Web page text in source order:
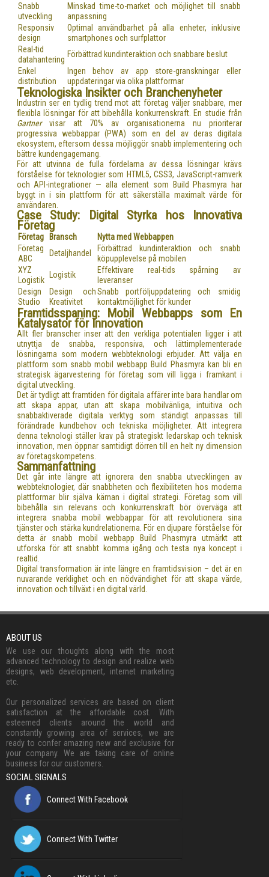
Snabb
utveckling
Minskad time-to-market och möjlighet till snabb
anpassning
Responsiv
design
Optimal användbarhet på alla enheter, inklusive
smartphones och surfplattor
Real-tid
datahantering
Förbättrad kundinteraktion och snabbare beslut
Enkel
distribution
Ingen behov av app store-granskningar eller
uppdateringar via olika plattformar
Teknologiska Insikter och Branchenyheter
Industrin ser en tydlig trend mot att företag väljer snabbare, mer
flexibla lösningar för att bibehålla konkurrenskraft. En studie från
Gartnervisar att 70% av organisationerna nu prioriterar
progressiva webbappar (PWA) som en del av deras digitala
ekosystem, eftersom dessa möjliggör snabb implementering och
bättre kundengagemang.
För att utvinna de fulla fördelarna av dessa lösningar krävs
förståelse för teknologier som HTML5, CSS3, JavaScript-ramverk
och API-integrationer — alla element som Build Phasmyra har
byggt in i sin plattform för att säkerställa maximalt värde för
användaren.
Case Study: Digital Styrka hos Innovativa
Företag
Företag Bransch
Nytta med Webbappen
Företag
ABC
Detaljhandel
Förbättrad kundinteraktion och snabb
köpupplevelse på mobilen
XYZ
Logistik
Logistik
Effektivare real-tids spårning av
leveranser
Design
Studio
Design och
Kreativitet
Snabb portföljuppdatering och smidig
kontaktmöjlighet för kunder
Framtidsspaning: Mobil Webbapps som En
Katalysator för Innovation
Allt fler branscher inser att den verkliga potentialen ligger i att
utnyttja de snabba, responsiva, och lättimplementerade
lösningarna som modern webbteknologi erbjuder. Att välja en
plattform som snabb mobil webbapp Build Phasmyra kan bli en
strategisk ägarvestering för företag som vill ligga i framkant i
digital utveckling.
Det är tydligt att framtiden för digitala affärer inte bara handlar om
att skapa appar, utan att skapa mobilvänliga, intuitiva och
snabbaktiverade digitala verktyg som ständigt anpassas till
förändrade kundbehov och tekniska möjligheter. Att integrera
denna teknologi ställer krav på strategiskt ledarskap och teknisk
innovation, men öppnar samtidigt dörren till en helt ny dimension
av företagskompetens.
Sammanfattning
Det går inte längre att ignorera den snabba utvecklingen av
webbteknologier, där snabbheten och flexibiliteten hos moderna
plattformar blir själva kärnan i digital strategi. Företag som vill
bibehålla sin relevans och konkurrenskraft bör överväga att
integrera snabba mobil webbappar för att revolutionera sina
tjänster och stärka kundrelationerna. För en djupare förståelse för
detta är snabb mobil webbapp Build Phasmyra utmärkt att
utforska för att snabbt komma igång och testa nya koncept i
realtid.
Digital transformation är inte längre en framtidsvision – det är en
nuvarande verklighet och en nödvändighet för att skapa värde,
innovation och tillväxt i en digital värld.
ABOUT US
We use our thoughts along with the most
advanced technology to design and realize web
designs, web development, internet marketing
etc.
Our personalized services are based on client
satisfaction at the affordable cost. With
esteemed clients around the world and
constantly growing area of services, we are
ready to confer amazing new and exclusive for
your company. We are taking care of online
business for our customers.
SOCIAL SIGNALS
Connect With Facebook
Connect With Twitter